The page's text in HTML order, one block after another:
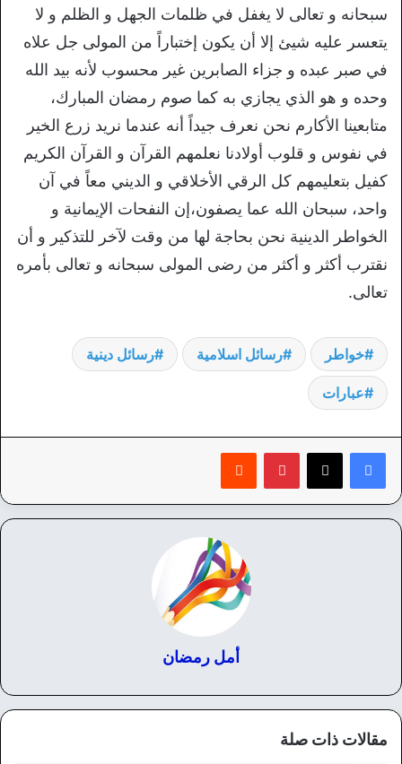
سبحانه و تعالى لا يغفل في ظلمات الجهل و الظلم و لا
يتعسر عليه شيئ إلا أن يكون إختباراً من المولى جل علاه
في صبر عبده و جزاء الصابرين غير محسوب لأنه بيد الله
وحده و هو الذي يجازي به كما صوم رمضان المبارك،
متابعينا الأكارم نحن نعرف جيداً أنه عندما نريد زرع الخير
في نفوس و قلوب أولادنا نعلمهم القرآن و القرآن الكريم
كفيل بتعليمهم كل الرقي الأخلاقي و الديني معاً في آن
واحد، سبحان الله عما يصفون،إن النفحات الإيمانية و
الخواطر الدينية نحن بحاجة لها من وقت لآخر للتذكير و أن
نقترب أكثر و أكثر من رضى المولى سبحانه و تعالى بأمره
تعالى.
خواطر رسائل اسلامية رسائل دينية
عبارات
بينتيريست
أمل رمضان
مقالات ذات صلة